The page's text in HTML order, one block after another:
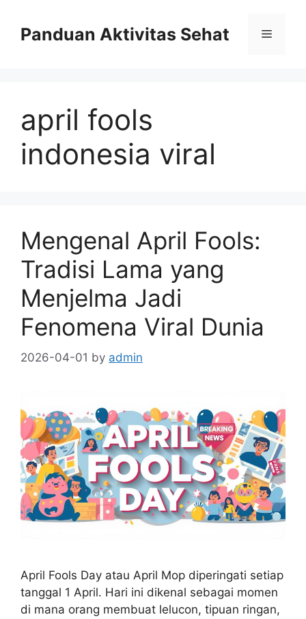
contentPanduan Aktivitas Sehat Menu
april fools
indonesia viral
Mengenal April Fools:
Tradisi Lama yang
Menjelma Jadi
Fenomena Viral Dunia
2026-04-01 by admin
April Fools Day atau April Mop diperingati setiap
tanggal 1 April. Hari ini dikenal sebagai momen
di mana orang membuat lelucon, tipuan ringan,